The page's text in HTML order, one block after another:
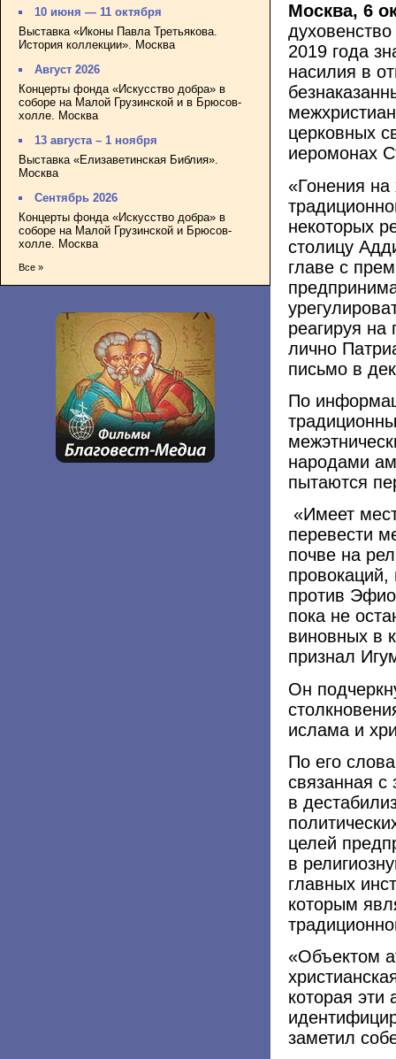
10 июня — 11 октября
Выставка «Иконы Павла Третьякова.
История коллекции». Москва
Август 2026
Концерты фонда «Искусство добра» в
соборе на Малой Грузинской и в Брюсов-
холле. Москва
13 августа – 1 ноября
Выставка «Елизаветинская Библия».
Москва
Сентябрь 2026
Концерты фонда «Искусство добра» в
соборе на Малой Грузинской и Брюсов-
холле. Москва
Все »
Москва, 6
2019 года
насилия в
церковных
иеромонах
«Гонения
некоторых
столицу
главе с
реагируя на
лично
письмо в
По
народами
пытаются
«Имеет
перевести
почве на
против
пока не
виновных в
признал
Он
ислама и
По его
связанная с
в
целей
в
главных
которым
«Объектом
которая эти
заметил